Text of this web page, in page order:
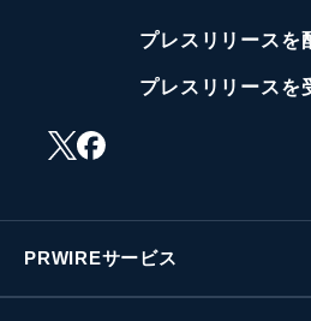
プレスリリースを
プレスリリースを
PRWIREサービス